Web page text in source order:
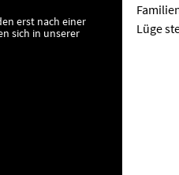
erst nach einer
sich in unserer
Lüge